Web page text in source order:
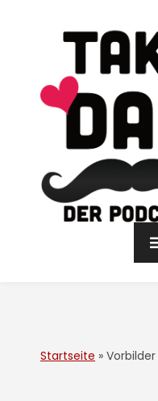
Startseite » Vorbilder